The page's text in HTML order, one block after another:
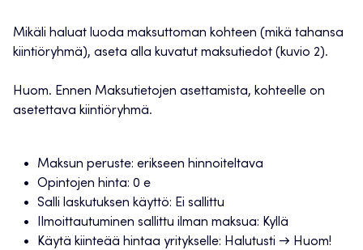
Mikäli haluat luoda maksuttoman kohteen (mikä tahansa
kiintiöryhmä), aseta alla kuvatut maksutiedot (kuvio 2).
Huom. Ennen Maksutietojen asettamista, kohteelle on
asetettava kiintiöryhmä.
Maksun peruste: erikseen hinnoiteltava
Opintojen hinta: 0 e
Salli laskutuksen käyttö: Ei sallittu
Ilmoittautuminen sallittu ilman maksua: Kyllä
Käytä kiinteää hintaa yritykselle: Halutusti → Huom!